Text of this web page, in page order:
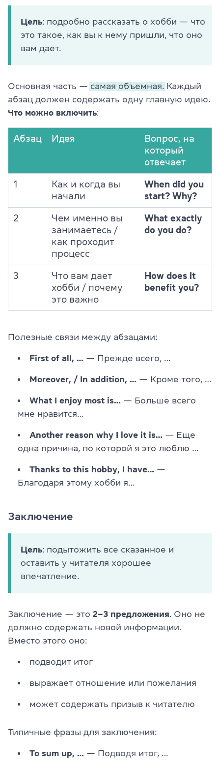
Цель: подробно рассказать о хобби — что
это такое, как вы к нему пришли, что оно
вам дает.
Основная часть — самая объемная.
Каждый
абзац должен содержать одну главную идею.
Что можно включить:
Абзац Идея
Вопрос, на
который
отвечает
1
Как и когда вы
начали
When did you
start? Why?
2
Чем именно вы
занимаетесь /
как проходит
процесс
What exactly
do you do?
3
Что вам дает
хобби / почему
это важно
How does it
benefit you?
Полезные связи между абзацами:
First of all, … — Прежде всего, …
Moreover, / In addition, … — Кроме того, …
What I enjoy most is… — Больше всего
мне нравится…
Another reason why I love it is… — Еще
одна причина, по которой я это люблю …
Thanks to this hobby, I have… —
Благодаря этому хобби я…
Заключение
Цель: подытожить все сказанное и
оставить у читателя хорошее
впечатление.
Заключение — это 2–3 предложения . Оно не
должно содержать новой информации.
Вместо этого оно:
подводит итог
выражает отношение или пожелания
может содержать призыв к читателю
Типичные фразы для заключения:
To sum up, … — Подводя итог, …